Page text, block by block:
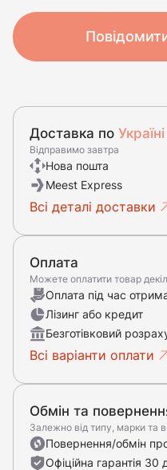
Доставка по Україні
Відправимо завтра
Нова пошта
Meest Express
Всі деталі доставки
Оплата
Можете оплатити товар
Оплата під час
Лізинг або кредит
Безготівковий
Всі варіанти оплати
Обмін та
Залежно від типу, марки та
Повернення/обмін
Офіційна гарантія 30